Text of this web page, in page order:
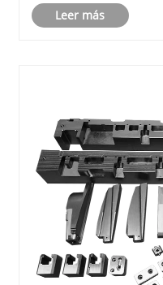
Leer más